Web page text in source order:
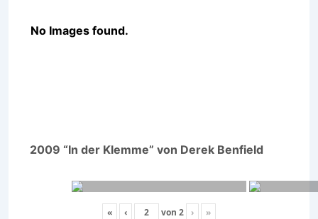
No Images found.
2009 “In der Klemme” von Derek Benfield
« ‹ von 2 › »